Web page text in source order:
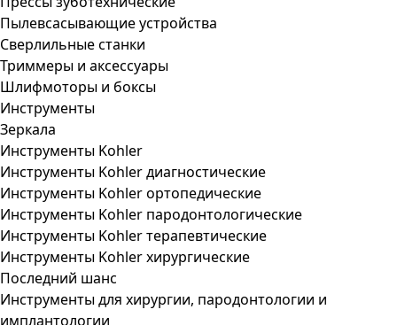
Пылевсасывающие устройства
Сверлильные станки
Триммеры и аксессуары
Шлифмоторы и боксы
Инструменты
Зеркала
Инструменты Kohler
Инструменты Kohler диагностические
Инструменты Kohler ортопедические
Инструменты Kohler пародонтологические
Инструменты Kohler терапевтические
Инструменты Kohler хирургические
Последний шанс
Инструменты для хирургии, пародонтологии и
имплантологии